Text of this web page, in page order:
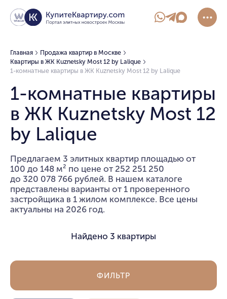
Главная
Продажа квартир в Москве
Квартиры в ЖК Kuznetsky Most 12 by Lalique
1-комнатные квартиры в ЖК Kuznetsky Most 12 by Lalique
1-комнатные квартиры
в ЖК Kuznetsky Most 12
by Lalique
Предлагаем 3 элитных квартир площадью от
100 до 148 м² по цене от 252 251 250
до 320 078 766 рублей. В нашем каталоге
представлены варианты от 1 проверенного
застройщика в 1 жилом комплексе. Все цены
актуальны на 2026 год.
Найдено 3 квартиры
ФИЛЬТР